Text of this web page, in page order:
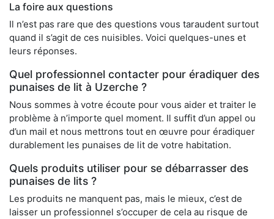
La foire aux questions
Il n’est pas rare que des questions vous taraudent surtout
quand il s’agit de ces nuisibles. Voici quelques-unes et
leurs réponses.
Quel professionnel contacter pour éradiquer des
punaises de lit à Uzerche ?
Nous sommes à votre écoute pour vous aider et traiter le
problème à n’importe quel moment. Il suffit d’un appel ou
d’un mail et nous mettrons tout en œuvre pour éradiquer
durablement les punaises de lit de votre habitation.
Quels produits utiliser pour se débarrasser des
punaises de lits ?
Les produits ne manquent pas, mais le mieux, c’est de
laisser un professionnel s’occuper de cela au risque de